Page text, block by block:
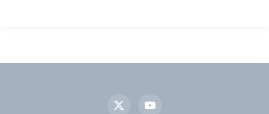
X YouTube